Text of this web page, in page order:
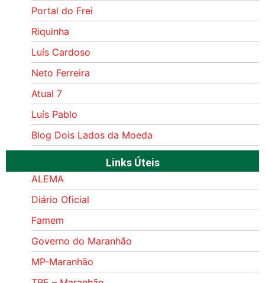
Portal do Frei
Riquinha
Luís Cardoso
Neto Ferreira
Atual 7
Luís Pablo
Blog Dois Lados da Moeda
Links Úteis
ALEMA
Diário Oficial
Famem
Governo do Maranhão
MP-Maranhão